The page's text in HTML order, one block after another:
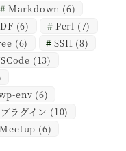
Markdown (6)
(6) Perl (7)
(6) SSH (8)
(13)
env (6)
プラグイン (10)
(6)